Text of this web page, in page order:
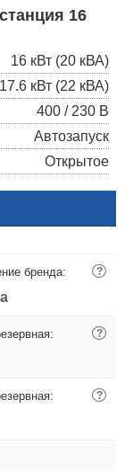
16
16 кВт (20 кВА)
17.6 кВт (22 кВА)
400 / 230 В
Автозапуск
Открытое
бренда: ?
?
?